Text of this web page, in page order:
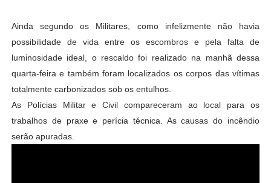
Ainda segundo os Militares, como infelizmente não havia
possibilidade de vida entre os escombros e pela falta de
luminosidade ideal, o rescaldo foi realizado na manhã dessa
quarta-feira e também foram localizados os corpos das vítimas
totalmente carbonizados sob os entulhos.
As Polícias Militar e Civil compareceram ao local para os
trabalhos de praxe e perícia técnica. As causas do incêndio
serão apuradas.